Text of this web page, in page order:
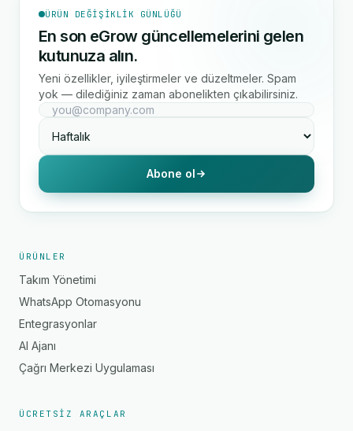
ÜRÜN DEĞIŞIKLIK GÜNLÜĞÜ
En son eGrow güncellemelerini gelen
kutunuza alın.
Yeni özellikler, iyileştirmeler ve düzeltmeler. Spam
yok — dilediğiniz zaman abonelikten çıkabilirsiniz.
Abone ol
ÜRÜNLER
Takım Yönetimi
WhatsApp Otomasyonu
Entegrasyonlar
AI Ajanı
Çağrı Merkezi Uygulaması
ÜCRETSIZ ARAÇLAR